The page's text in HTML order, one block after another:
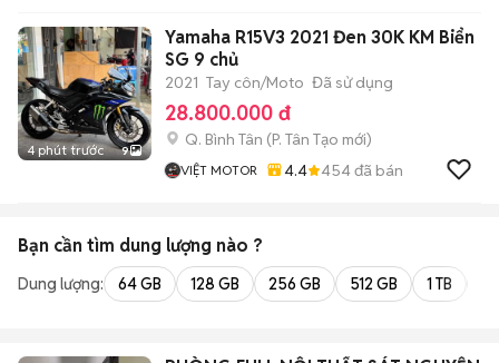
4 phút trước 9
Yamaha R15V3 2021 Đen 30K KM Biển
SG 9 chủ
2021 Tay côn/Moto Đã sử dụng
28.800.000 đ
Q. Bình Tân (P. Tân Tạo mới)
VIỆT MOTOR 4.4 454đã bán
Bạn cần tìm dung lượng nào ?
Dung lượng: 64 GB 128 GB 256 GB 512 GB 1 TB